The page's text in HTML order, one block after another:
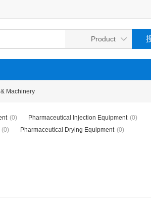
Machinery
(0) Pharmaceutical Injection Equipment (0)
(0) Pharmaceutical Drying Equipment (0)